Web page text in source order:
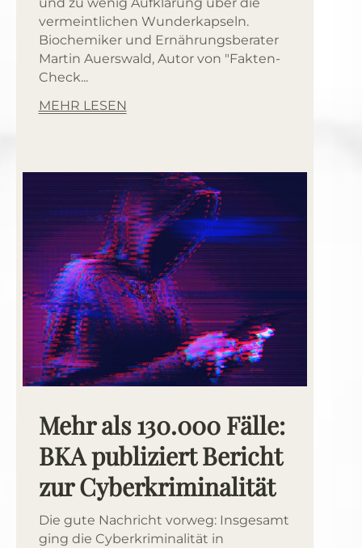
vermeintlichen Wunderkapseln.
Biochemiker und Ernährungsberater
Martin Auerswald, Autor von "Fakten-
Check...
MEHR LESEN
Mehr als 130.000 Fälle:
BKA publiziert Bericht
zur Cyberkriminalität
Die gute Nachricht vorweg: Insgesamt
ging die Cyberkriminalität in